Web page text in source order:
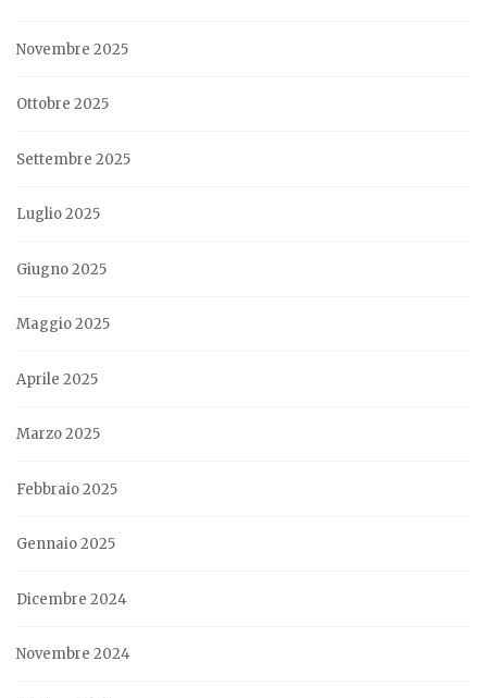
Novembre 2025
Ottobre 2025
Settembre 2025
Luglio 2025
Giugno 2025
Maggio 2025
Aprile 2025
Marzo 2025
Febbraio 2025
Gennaio 2025
Dicembre 2024
Novembre 2024